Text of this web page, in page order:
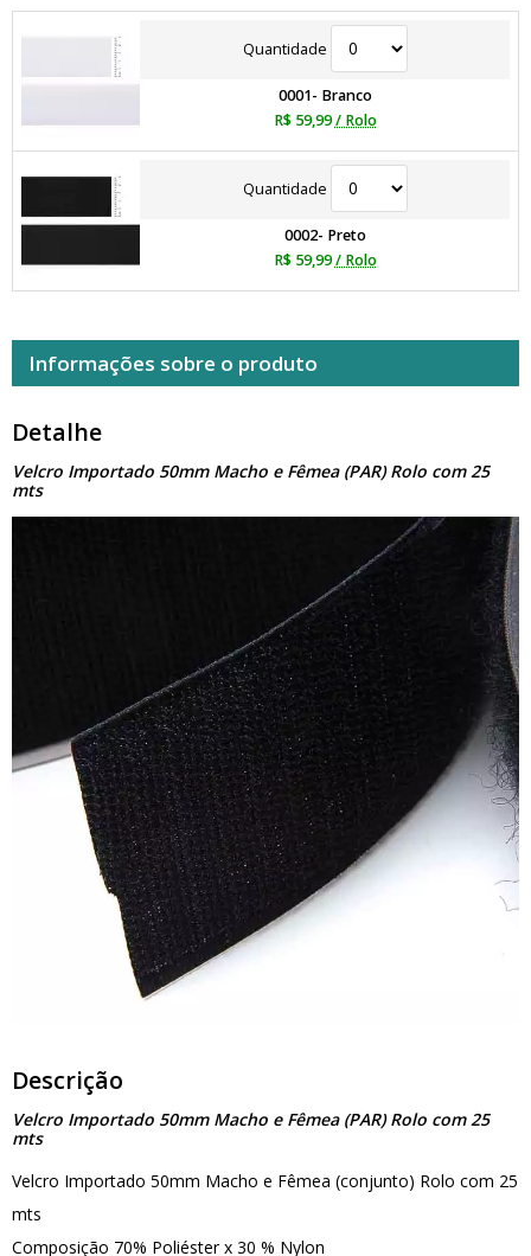
Quantidade
0001- Branco
R$ 59,99 / Rolo
Quantidade
0002- Preto
R$ 59,99 / Rolo
Informações sobre o produto
Detalhe
Velcro Importado 50mm Macho e Fêmea (PAR) Rolo com 25
mts
Descrição
Velcro Importado 50mm Macho e Fêmea (PAR) Rolo com 25
mts
Velcro Importado 50mm Macho e Fêmea (conjunto) Rolo com 25
mts
Composição 70% Poliéster x 30 % Nylon